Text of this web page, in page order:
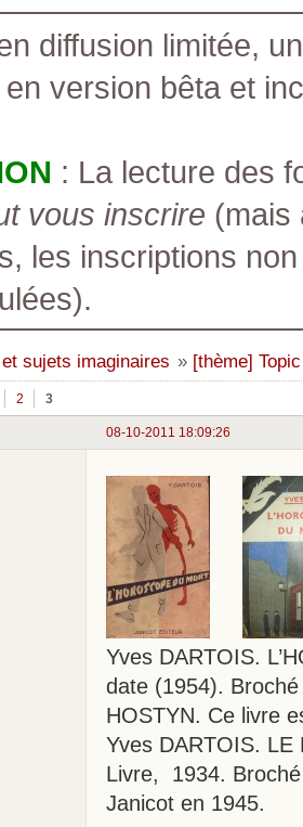
diffusion limitée,
version bêta et
: La lecture des
vous inscrire (mais
les inscriptions
sujets imaginaires » [thème]
2 3
08-10-2011 18:09:26
Yves DARTOIS.
date (1954).
HOSTYN. Ce livre
Yves DARTOIS. LE
Livre, 1934.
Janicot en 1945.